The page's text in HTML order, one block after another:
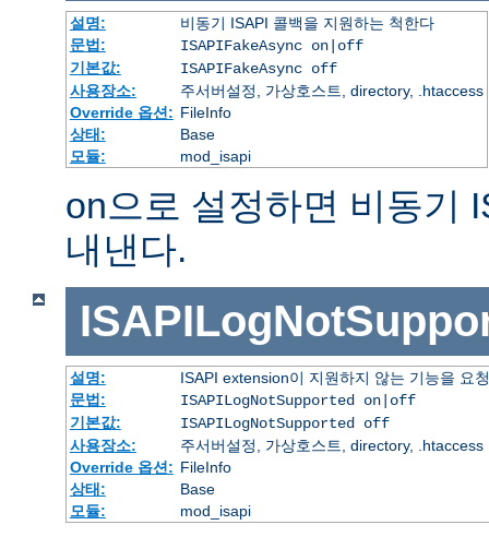
설명:
비동기 ISAPI 콜백을 지원하는 척한다
문법:
ISAPIFakeAsync on|off
기본값:
ISAPIFakeAsync off
사용장소:
주서버설정, 가상호스트, directory, .htaccess
Override 옵션: FileInfo
상태:
Base
모듈:
mod_isapi
on으로 설정하면 비동기
내낸다.
설명:
ISAPI extension이 지원하지 않는 기능을 요
문법:
ISAPILogNotSupported on|off
기본값:
ISAPILogNotSupported off
사용장소:
주서버설정, 가상호스트, directory, .htaccess
Override 옵션: FileInfo
상태:
Base
모듈:
mod_isapi